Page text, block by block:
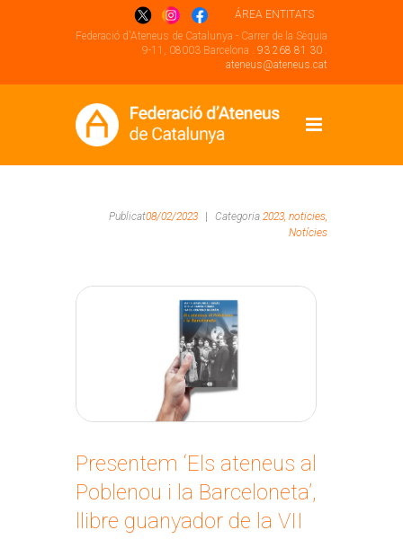
ÁREA ENTITATS
Federació d'Ateneus de Catalunya - Carrer de la Sèquia
9-11, 08003 Barcelona . 93 268 81 30 .
ateneus@ateneus.cat
Publicat08/02/2023 Categoria 2023, noticies,
Notícies
Presentem ‘Els ateneus al
Poblenou i la Barceloneta’,
llibre guanyador de la VII